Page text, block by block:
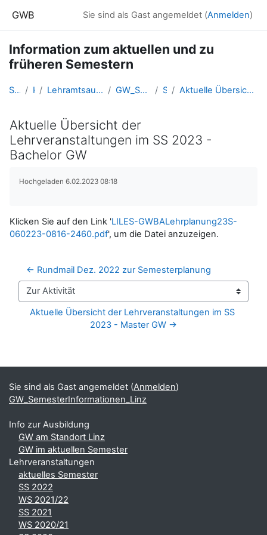
GWB Sie sind als Gast angemeldet (Anmelden)
Information zum aktuellen und zu
früheren Semestern
Startseite Kurse Lehramtsausbildung GW im Cluster Österreich Mitte GW_SemesterInformationen_Linz SS 2023 Aktuelle Übersicht der Lehrveranstaltungen im SS 2023 - Bachelor GW
Aktuelle Übersicht der
Lehrveranstaltungen im SS 2023 -
Bachelor GW
Hochgeladen 6.02.2023 08:18
Klicken Sie auf den Link 'LILES-GWBALehrplanung23S-
060223-0816-2460.pdf', um die Datei anzuzeigen.
← Rundmail Dez. 2022 zur Semesterplanung
Zur Aktivität
Aktuelle Übersicht der Lehrveranstaltungen im SS
2023 - Master GW →
Ergänzungsblöcke
Sie sind als Gast angemeldet (Anmelden)
GW_SemesterInformationen_Linz
Info zur Ausbildung
GW am Standort Linz
GW im aktuellen Semester
Lehrveranstaltungen
aktuelles Semester
SS 2022
WS 2021/22
SS 2021
WS 2020/21